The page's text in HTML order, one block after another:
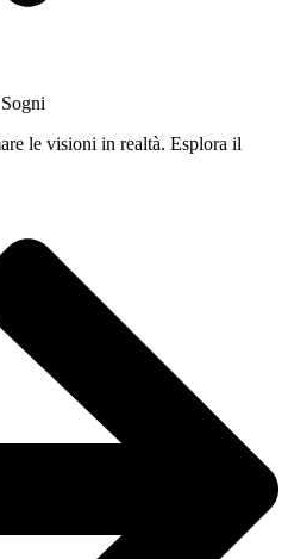
le visioni in realtà. Esplora il